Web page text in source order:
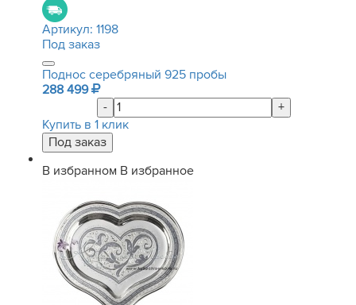
Артикул: 1198
Под заказ
Поднос серебряный 925 пробы
288 499
-
+
Купить в 1 клик
В избранном В избранное